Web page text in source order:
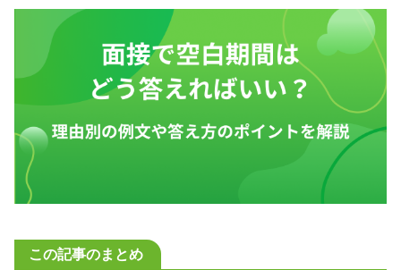
この記事のまとめ